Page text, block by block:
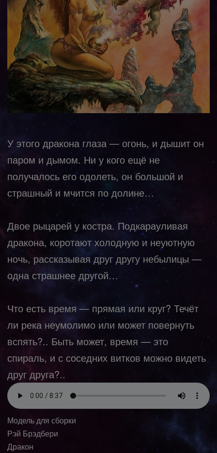
У этого дракона глаза — огонь, и дышит он
паром и дымом. Ни у кого ещё не
получалось его одолеть, он большой и
страшный и мчится по долине…
Двое рыцарей у костра. Подкарауливая
дракона, коротают холодную и неуютную
ночь, рассказывая друг другу небылицы —
одна страшнее другой…
Что есть время — прямая или круг? Течёт
ли река неумолимо или может повернуть
вспять?.. Быть может, время — это
спираль, и с соседних витков можно видеть
друг друга?..
Модель для сборки
Рэй Брэдбери
Дракон